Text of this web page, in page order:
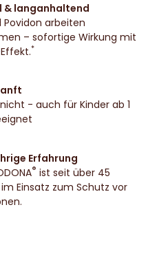
& langanhaltend
Povidon arbeiten
– sofortige Wirkung mit
*
- auch für Kinder ab 1
Erfahrung
® ist seit über 45
Einsatz zum Schutz vor